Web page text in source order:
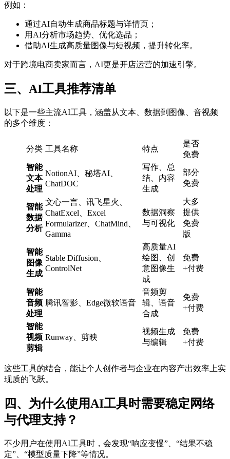
例如：
通过AI自动生成商品标题与详情页；
用AI分析市场趋势、优化选品；
借助AI生成高质量图像与短视频，提升转化率。
对于跨境电商卖家而言，AI更是开店运营的加速引擎。
三、AI工具推荐清单
以下是一些主流AI工具，涵盖从文本、数据到图像、音视频
的多个维度：
分类 工具名称 特点
是否
免费
智能
文本
处理
NotionAI、秘塔AI、
ChatDOC
写作、总
结、内容
生成
部分
免费
智能
数据
分析
文心一言、讯飞星火、
ChatExcel、Excel
Formularizer、ChatMind、
Gamma
数据洞察
与可视化
大多
提供
免费
版
智能
图像
生成
Stable Diffusion、
ControlNet
高质量AI
绘图、创
意图像生
成
免费
+付费
智能
音频
处理
腾讯智影、Edge微软语音
音频剪
辑、语音
合成
免费
+付费
智能
视频
剪辑
Runway、剪映
视频生成
与编辑
免费
+付费
这些工具的结合，能让个人创作者与企业在内容产出效率上实
现质的飞跃。
四、为什么使用AI工具时需要稳定网络
与代理支持？
不少用户在使用AI工具时，会发现“响应变慢”、“结果不稳
定”、“模型质量下降”等情况。